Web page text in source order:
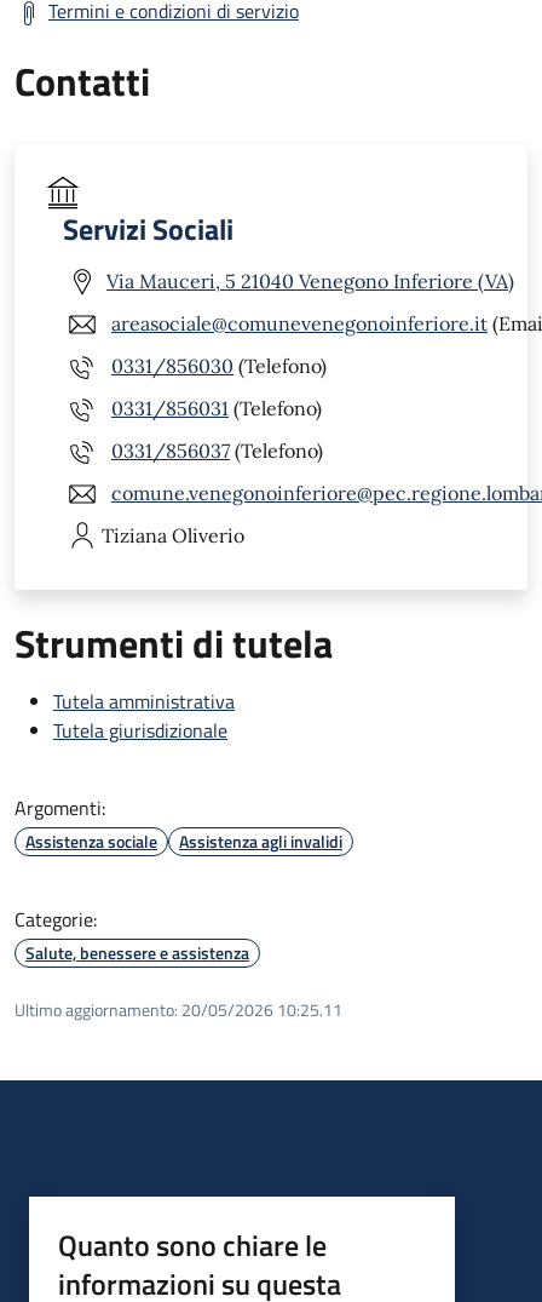
Termini e condizioni di servizio
Contatti
Servizi Sociali
Via Mauceri, 5 21040 Venegono Inferiore (VA)
areasociale@comunevenegonoinferiore.it
0331/856030 (Telefono)
0331/856031 (Telefono)
0331/856037 (Telefono)
Tiziana Oliverio
Strumenti di tutela
Tutela amministrativa
Tutela giurisdizionale
Argomenti:
Assistenza sociale Assistenza agli invalidi
Categorie:
Salute, benessere e assistenza
Ultimo aggiornamento: 20/05/2026 10:25.11
Quanto sono chiare le
informazioni su questa